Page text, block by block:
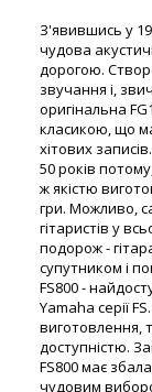
З'явившись у
чудова
дорогою.
звучання і,
оригінальна
класикою, що
хітових записів.
50 років потому,
ж якістю
гри. Можливо,
гітаристів у
подорож -
супутником і
FS800 -
Yamaha серії
виготовлення,
доступністю.
FS800 має
чудовим